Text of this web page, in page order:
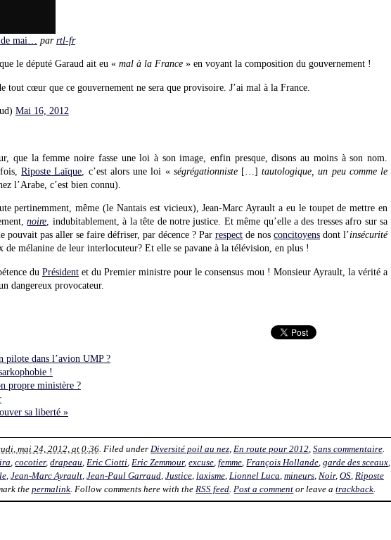
mai… parrtl-fr
le député Garaud ait eu « mal à la France » en voyant la composition du gouvernement !
tout cœur que ce gouvernement ne sera que provisoire. J’ai mal à la France.
Mai 16, 2012
que la femme noire fasse une loi à son image, enfin presque, disons au moins à son nom.
fois,Riposte Laïque , c’est alors une loi «ségrégationniste[…]tautologique, un peu comme le
l’Arabe, c’est bien connu).
pertinemment, même (le Nantais est vicieux), Jean-Marc Ayrault a eu le toupet de mettre en
noire , indubitablement, à la tête de notre justice. Et même qu’elle a des tresses afro sur sa
pas aller se faire défriser, par décence ? Par respect de nos concitoyens dont l’insécurité
mélanine de leur interlocuteur? Et elle se pavane à la télévision, en plus !
du Présidentet du Premier ministre pour le consensus mou ! Monsieur Ayrault, la vérité a
dangereux provocateur.
pilote dans l’avion UMP ?
!
propre ministère ?
sa liberté »
mai 24, 2012, at 0:36. Filed under Diversité poil au nez, En route pour 2012, Sans commentaire.
,cocotier,drapeau,Eric Ciotti,Eric Zemmour,excuse,femme,François Hollande,garde des sceaux,
, Jean-Marc Ayrault, Jean-Paul Garraud, Justice, laxisme, Lionnel Luca, mineurs, Noir, OS, Riposte
thepermalink. Follow comments here with theRSS feed.Post a comment or leave atrackback.